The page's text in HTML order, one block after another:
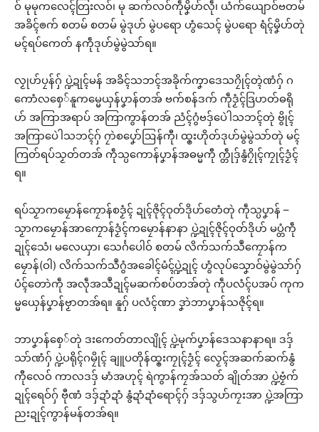
ဝ် မုမုကလေၚ်တြးလဝ်၊ မု ဆက်လဝ်ကဵုမၞိဟ်လဵု၊ ယံက်ယျောဝ်ဗတမ်
အခိၚ်ၜက် စတမ် စတမ် မွဲဒုဟ် မွဲပရော ဟွံသေၚ် မွဲပရော ရံၚ်မၞိဟ်တုဲ
မၚ်ရပ်ကေတ် နကဵုဒုဟ်မွဲမွဲသာ်ရ။
လၟုဟ်ပၠန်ဂှ် ပ္ဍဲဍုၚ်မန် အခိၚ်သဘၚ်အခိုက်ကၞာဒေသဂၠိုၚ်တ္ၚဲဏံဂှ် ဂ
ကောံလစှေ်နူကမ္မေယှန်ပၞာန်တအ် ဗက်စန်ဒက် ကဵုဒၟံၚ်ဒြဟတ်ဓရို
ဟ် အကြာအရာပ် အကြာကွာန်တအ် ညံၚ်ဂွံဗဒှ်ပေဲါသဘၚ်တုဲ ဗွိုၚ်
အကြာပေဲါသဘၚ်ဂှ် ဂၠာဲစပၞော်ဩန်ကီု၊ ထ္ၜးဟိုတ်ဒုဟ်မွဲမွဲသာ်တုဲ မၚ်
ကြတ်ရပ်သၟတ်တအ် ကဵုသ္ပကောန်ပၞာန်အဓမ္မကီု က္တဵုဒှ်နွံဂၠိုၚ်ကၠုၚ်ဒၟံၚ်
ရ။
ရပ်သၟာကမၠောန်ကၠောန်စဒၟံၚ် ဍုၚ်ဇိုၚ်ဝုတ်ဒိုဟ်တေံတုဲ ကဵုသ္ပပၞာန် –
သၟာကမၠောန်အာကၠောန်ဒၟံၚ်ကမၠောန်နာနာ ပ္ဍဲဍုၚ်ဇိုၚ်ဝုတ်ဒိုဟ် မပ္တံကဵု
ဍုၚ်သေံ၊ မလေယှာ၊ သေၚ်္ဂပေါဝ် စတမ် လိက်သက်သဳကၠောန်က
မၠောန်(ဝါ) လိက်သက်သဳဂွံအခေါၚ်မံၚ်ပ္ဍဲဍုၚ် ဟွံလုပ်သၞောဝ်မွဲမွဲသာ်ဂှ်
ပံၚ်တောဲကဵု အလဵုအသဳဍုၚ်မဆက်စပ်တအ်တုဲ ကဵုပလံၚ်ပအပ် ကုက
မ္မယှေန်ပၞာန်ဗၟာတအ်ရ။ နူဂှ် ပလံၚ်ဏာ ဒၞာဲဘာပၞာန်သဇိုၚ်ရ။
ဘာပၞာန်စှေ်တုဲ ဒးကေတ်တာလျိုၚ် ပ္ဍဲမုက်ပၞာန်ဒေသနာနာရ။ ဒဒှ်
သာ်ဏံဂှ် ပ္ဍဲပရိုၚ်ဂမၠိုၚ် ချူပတိုန်ထ္ၜးကၠုၚ်ဒၟံၚ် လၟေၚ်အဆက်ဆက်နွံ
ကီုလေဝ် ကာလဒဒှ် မာံအဟုၚ် ရဲကွာန်ကၠအ်သတ် ချိုတ်အာ ပ္ဍဲဗၟံက်
ဍုၚ်ရေဝ်ဂှ် ဗီုဏံ ဒဒှ်ဍာံဍာံ နွံဍာံဍာံရောၚ်ဂှ် ဒဒှ်သွဟ်ကၠးအာ ပ္ဍဲအကြာ
ညးဍုၚ်ကွာန်မန်တအ်ရ။